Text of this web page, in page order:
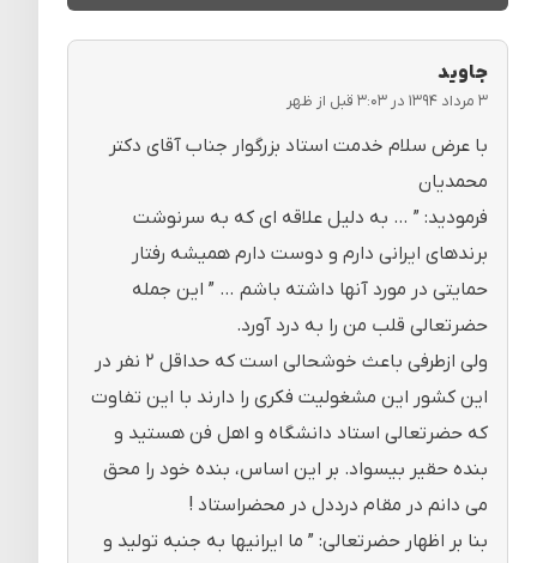
جاوید
۳ مرداد ۱۳۹۴ در ۳:۰۳ قبل از ظهر
با عرض سلام خدمت استاد بزرگوار جناب آقای دکتر
محمدیان
فرمودید: ” … به دلیل علاقه ای که به سرنوشت
برندهای ایرانی دارم و دوست دارم همیشه رفتار
حمایتی در مورد آنها داشته باشم … ” این جمله
حضرتعالی قلب من را به درد آورد.
ولی ازطرفی باعث خوشحالی است که حداقل ۲ نفر در
این کشور این مشغولیت فکری را دارند با این تفاوت
که حضرتعالی استاد دانشگاه و اهل فن هستید و
بنده حقیر بیسواد. بر این اساس، بنده خود را محق
می دانم در مقام درددل در محضراستاد !
بنا بر اظهار حضرتعالی: ” ما ایرانیها به جنبه تولید و